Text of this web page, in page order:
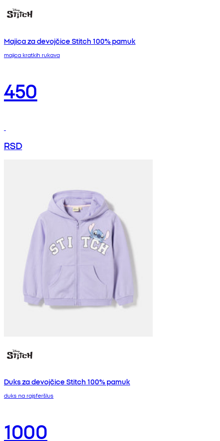
Majica za devojčice Stitch 100% pamuk
majica kratkih rukava
450
RSD
Duks za devojčice Stitch 100% pamuk
duks na rajsferšlus
1000